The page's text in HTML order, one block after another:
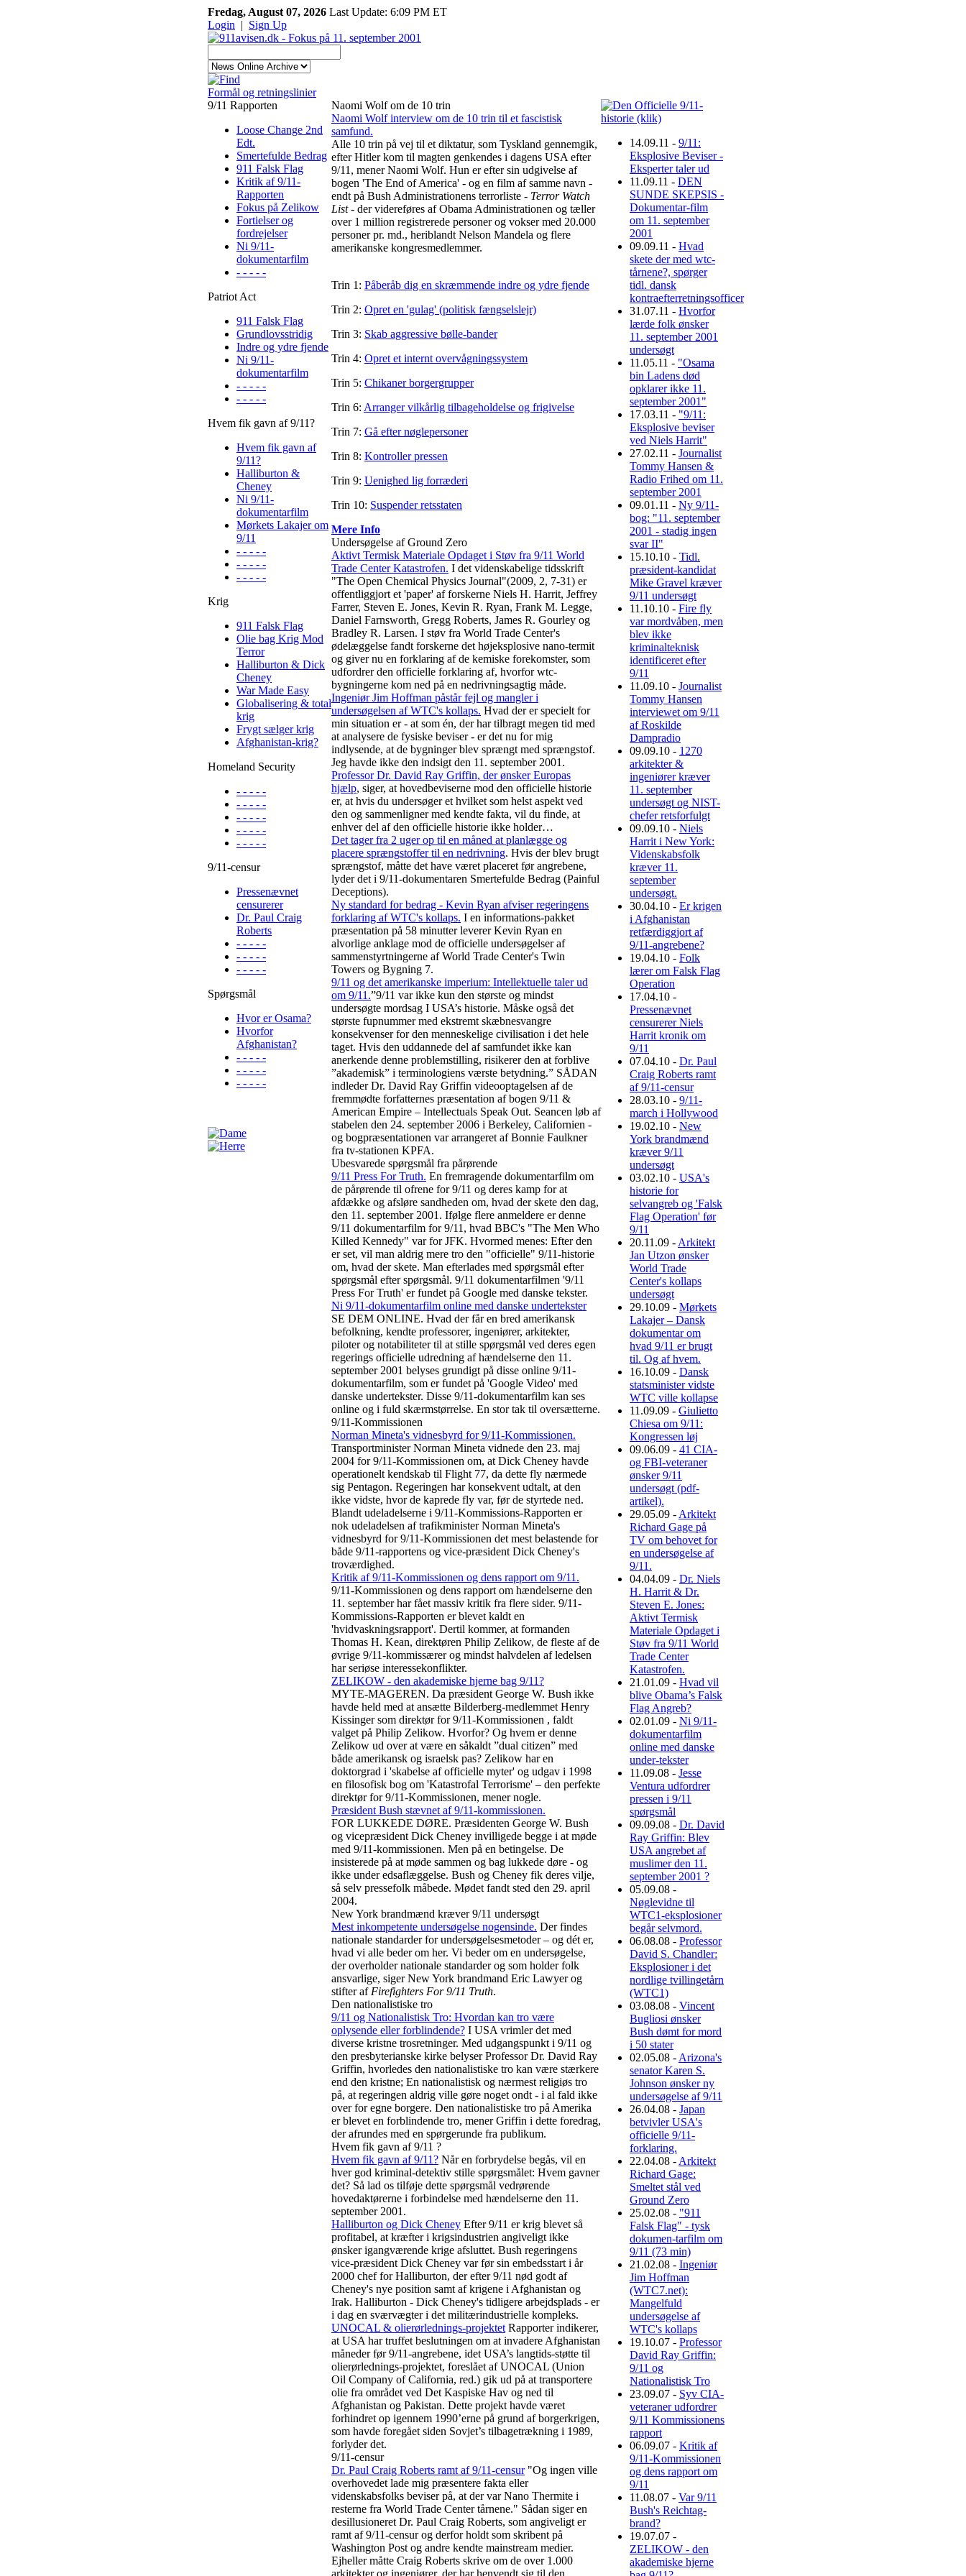
Fredag, August 07, 2026 Last Update: 6:09 PM ET
Login | Sign Up
Formål og retningslinier
9/11 Rapporten
Loose Change 2nd
Edt.
Smertefulde Bedrag
911 Falsk Flag
Kritik af 9/11-
Rapporten
Fokus på Zelikow
Fortielser og
fordrejelser
Ni 9/11-
dokumentarfilm
- - - - -
Patriot Act
911 Falsk Flag
Grundlovsstridig
Indre og ydre fjende
Ni 9/11-
dokumentarfilm
- - - - -
- - - - -
Hvem fik gavn af 9/11?
Hvem fik gavn af
9/11?
Halliburton &
Cheney
Ni 9/11-
dokumentarfilm
Mørkets Lakajer om
9/11
- - - - -
- - - - -
- - - - -
Krig
911 Falsk Flag
Olie bag Krig Mod
Terror
Halliburton & Dick
Cheney
War Made Easy
Globalisering & total
krig
Frygt sælger krig
Afghanistan-krig?
Homeland Security
- - - - -
- - - - -
- - - - -
- - - - -
- - - - -
9/11-censur
Pressenævnet
censurerer
Dr. Paul Craig
Roberts
- - - - -
- - - - -
- - - - -
Spørgsmål
Hvor er Osama?
Hvorfor
Afghanistan?
- - - - -
- - - - -
- - - - -
Naomi Wolf om de 10 trin
Naomi Wolf interview om de 10 trin til et fascistisk
samfund.
Alle 10 trin på vej til et diktatur, som Tyskland gennemgik,
efter Hitler kom til magten genkendes i dagens USA efter
9/11, mener Naomi Wolf. Hun er efter sin udgivelse af
bogen 'The End of America' - og en film af samme navn -
endt på Bush Administrationens terrorliste - Terror Watch
List- der videreføres af Obama Administrationen og tæller
over 1 million registrerede personer og vokser med 20.000
personer pr. md., heriblandt Nelson Mandela og flere
amerikanske kongresmedlemmer.
Trin 1: Påberåb dig en skræmmende indre og ydre fjende
Trin 2: Opret en 'gulag' (politisk fængselslejr)
Trin 3: Skab aggressive bølle-bander
Trin 4: Opret et internt overvågningssystem
Trin 5: Chikaner borgergrupper
Trin 6: Arranger vilkårlig tilbageholdelse og frigivelse
Trin 7: Gå efter nøglepersoner
Trin 8: Kontroller pressen
Trin 9: Uenighed lig forræderi
Trin 10: Suspender retsstaten
Mere Info
Undersøgelse af Ground Zero
Aktivt Termisk Materiale Opdaget i Støv fra 9/11 World
Trade Center Katastrofen. I det videnskabelige tidsskrift
"The Open Chemical Physics Journal"(2009, 2, 7-31) er
offentliggjort et 'paper' af forskerne Niels H. Harrit, Jeffrey
Farrer, Steven E. Jones, Kevin R. Ryan, Frank M. Legge,
Daniel Farnsworth, Gregg Roberts, James R. Gourley og
Bradley R. Larsen. I støv fra World Trade Center's
ødelæggelse fandt forskerne det højeksplosive nano-termit
og giver nu en forklaring af de kemiske forekomster, som
udfordrer den officielle forklaring af, hvorfor wtc-
bygningerne kom ned på en nedrivningsagtig måde.
Ingeniør Jim Hoffman påstår fejl og mangler i
undersøgelsen af WTC's kollaps. Hvad der er specielt for
min situation er - at som én, der har tilbragt megen tid med
at analysere de fysiske beviser - er det nu for mig
indlysende, at de bygninger blev sprængt med sprængstof.
Jeg havde ikke den indsigt den 11. september 2001.
Professor Dr. David Ray Griffin, der ønsker Europas
hjælp, siger, at hovedbeviserne mod den officielle historie
er, at hvis du undersøger et hvilket som helst aspekt ved
den og sammenligner med kendte fakta, vil du finde, at
enhver del af den officielle historie ikke holder…
Det tager fra 2 uger op til en måned at planlægge og
placere sprængstoffer til en nedrivning. Hvis der blev brugt
sprængstof, måtte det have været placeret før angrebene,
lyder det i 9/11-dokumentaren Smertefulde Bedrag (Painful
Deceptions).
Ny standard for bedrag - Kevin Ryan afviser regeringens
forklaring af WTC's kollaps. I en informations-pakket
præsentation på 58 minutter leverer Kevin Ryan en
alvorlige anklage mod de officielle undersøgelser af
sammenstyrtningerne af World Trade Center's Twin
Towers og Bygning 7.
9/11 og det amerikanske imperium: Intellektuelle taler ud
om 9/11.”9/11 var ikke kun den største og mindst
undersøgte mordsag I USA’s historie. Måske også det
største fupnummer med ekstremt skæbnesvangre
konsekvenser for den menneskelige civilisation i det hele
taget. Hvis den uddannede del af samfundet ikke kan
anerkende denne problemstilling, risikerer den at forblive
”akademisk” i terminologiens værste betydning.” SÅDAN
indleder Dr. David Ray Griffin videooptagelsen af de
fremmødte forfatternes præsentation af bogen 9/11 &
American Empire – Intellectuals Speak Out. Seancen løb af
stabelen den 24. september 2006 i Berkeley, Californien -
og bogpræsentationen var arrangeret af Bonnie Faulkner
fra tv-stationen KPFA.
Ubesvarede spørgsmål fra pårørende
9/11 Press For Truth. En fremragende dokumentarfilm om
de pårørende til ofrene for 9/11 og deres kamp for at
afdække og afsløre sandheden om, hvad der skete den dag,
den 11. september 2001. Ifølge flere anmeldere er denne
9/11 dokumentarfilm for 9/11, hvad BBC's "The Men Who
Killed Kennedy" var for JFK. Hvormed menes: Efter den
er set, vil man aldrig mere tro den "officielle" 9/11-historie
om, hvad der skete. Man efterlades med spørgsmål efter
spørgsmål efter spørgsmål. 9/11 dokumentarfilmen '9/11
Press For Truth' er fundet på Google med danske tekster.
Ni 9/11-dokumentarfilm online med danske undertekster
SE DEM ONLINE. Hvad der får en bred amerikansk
befolkning, kendte professorer, ingeniører, arkitekter,
piloter og notabiliteter til at stille spørgsmål ved deres egen
regerings officielle udredning af hændelserne den 11.
september 2001 belyses grundigt på disse online 9/11-
dokumentarfilm, som er fundet på 'Google Video' med
danske undertekster. Disse 9/11-dokumentarfilm kan ses
online og i fuld skærmstørrelse. En stor tak til oversætterne.
9/11-Kommissionen
Norman Mineta's vidnesbyrd for 9/11-Kommissionen.
Transportminister Norman Mineta vidnede den 23. maj
2004 for 9/11-Kommissionen om, at Dick Cheney havde
operationelt kendskab til Flight 77, da dette fly nærmede
sig Pentagon. Regeringen har konsekvent udtalt, at den
ikke vidste, hvor de kaprede fly var, før de styrtede ned.
Blandt udeladelserne i 9/11-Kommissions-Rapporten er
nok udeladelsen af trafikminister Norman Mineta's
vidnesbyrd for 9/11-Kommissionen det mest belastende for
både 9/11-rapportens og vice-præsident Dick Cheney's
troværdighed.
Kritik af 9/11-Kommissionen og dens rapport om 9/11.
9/11-Kommissionen og dens rapport om hændelserne den
11. september har fået massiv kritik fra flere sider. 9/11-
Kommissions-Rapporten er blevet kaldt en
'hvidvaskningsrapport'. Dertil kommer, at formanden
Thomas H. Kean, direktøren Philip Zelikow, de fleste af de
øvrige 9/11-kommissærer og mindst halvdelen af ledelsen
har seriøse interessekonflikter.
ZELIKOW - den akademiske hjerne bag 9/11?
MYTE-MAGEREN. Da præsident George W. Bush ikke
havde held med at ansætte Bilderberg-medlemmet Henry
Kissinger som direktør for 9/11-Kommissionen , faldt
valget på Philip Zelikow. Hvorfor? Og hvem er denne
Zelikow ud over at være en såkaldt ”dual citizen” med
både amerikansk og israelsk pas? Zelikow har en
doktorgrad i 'skabelse af officielle myter' og udgav i 1998
en filosofisk bog om 'Katastrofal Terrorisme' – den perfekte
direktør for 9/11-Kommissionen, mener nogle.
Præsident Bush stævnet af 9/11-kommissionen.
FOR LUKKEDE DØRE. Præsidenten George W. Bush
og vicepræsident Dick Cheney invilligede begge i at møde
med 9/11-kommissionen. Men på en betingelse. De
insisterede på at møde sammen og bag lukkede døre - og
ikke under edsaflæggelse. Bush og Cheney fik deres vilje,
så selv pressefolk måbede. Mødet fandt sted den 29. april
2004.
New York brandmænd kræver 9/11 undersøgt
Mest inkompetente undersøgelse nogensinde. Der findes
nationale standarder for undersøgelsesmetoder – og dét er,
hvad vi alle beder om her. Vi beder om en undersøgelse,
der overholder nationale standarder og som holder folk
ansvarlige, siger New York brandmand Eric Lawyer og
stifter af Firefighters For 9/11 Truth.
Den nationalistiske tro
9/11 og Nationalistisk Tro: Hvordan kan tro være
oplysende eller forblindende? I USA vrimler det med
diverse kristne trosretninger. Med udgangspunkt i 9/11 og
den presbyterianske kirke belyser Professor Dr. David Ray
Griffin, hvorledes den nationalistiske tro kan være stærkere
end den kristne; En nationalistisk og nærmest religiøs tro
på, at regeringen aldrig ville gøre noget ondt - i al fald ikke
over for egne borgere. Den nationalistiske tro på Amerika
er blevet en forblindende tro, mener Griffin i dette foredrag,
der afrundes med en spørgerunde fra publikum.
Hvem fik gavn af 9/11 ?
Hvem fik gavn af 9/11? Når en forbrydelse begås, vil en
hver god kriminal-detektiv stille spørgsmålet: Hvem gavner
det? Så lad os tilføje dette spørgsmål vedrørende
hovedaktørerne i forbindelse med hændelserne den 11.
september 2001.
Halliburton og Dick Cheney Efter 9/11 er krig blevet så
profitabel, at kræfter i krigsindustrien angiveligt ikke
ønsker igangværende krige afsluttet. Bush regeringens
vice-præsident Dick Cheney var før sin embedsstart i år
2000 chef for Halliburton, der efter 9/11 nød godt af
Cheney's nye position samt af krigene i Afghanistan og
Irak. Halliburton - Dick Cheney's tidligere arbejdsplads - er
i dag en sværvægter i det militærindustrielle kompleks.
UNOCAL & olierørlednings-projektet Rapporter indikerer,
at USA har truffet beslutningen om at invadere Afghanistan
måneder før 9/11-angrebene, idet USA’s langtids-støtte til
olierørlednings-projektet, foreslået af UNOCAL (Union
Oil Company of California, red.) gik ud på at transportere
olie fra området ved Det Kaspiske Hav og ned til
Afghanistan og Pakistan. Dette projekt havde været
forhindret op igennem 1990’erne på grund af borgerkrigen,
som havde foregået siden Sovjet’s tilbagetrækning i 1989,
forlyder det.
9/11-censur
Dr. Paul Craig Roberts ramt af 9/11-censur"Og ingen ville
overhovedet lade mig præsentere fakta eller
videnskabsfolks beviser på, at der var Nano Thermite i
resterne fra World Trade Center tårnene." Sådan siger en
desillusioneret Dr. Paul Craig Roberts, som angiveligt er
ramt af 9/11-censur og derfor holdt som skribent på
Washington Post og andre kendte mainstream medier.
Ejheller måtte Craig Roberts skrive om de over 1.000
arkitekter og ingeniører, der har henvendt sig til den
14.09.11 - 9/11:
Eksplosive Beviser -
Eksperter taler ud
11.09.11 - DEN
SUNDE SKEPSIS -
Dokumentar-film
om 11. september
2001
09.09.11 - Hvad
skete der med wtc-
tårnene?, spørger
tidl. dansk
kontraefterretningsofficer
31.07.11 - Hvorfor
lærde folk ønsker
11. september 2001
undersøgt
11.05.11 - "Osama
bin Ladens død
opklarer ikke 11.
september 2001"
17.03.11 - "9/11:
Eksplosive beviser
ved Niels Harrit"
27.02.11 - Journalist
Tommy Hansen &
Radio Frihed om 11.
september 2001
09.01.11 - Ny 9/11-
bog: "11. september
2001 - stadig ingen
svar II"
15.10.10 - Tidl.
præsident-kandidat
Mike Gravel kræver
9/11 undersøgt
11.10.10 - Fire fly
var mordvåben, men
blev ikke
kriminalteknisk
identificeret efter
9/11
11.09.10 - Journalist
Tommy Hansen
interviewet om 9/11
af Roskilde
Dampradio
09.09.10 - 1270
arkitekter &
ingeniører kræver
11. september
undersøgt og NIST-
chefer retsforfulgt
09.09.10 - Niels
Harrit i New York:
Videnskabsfolk
kræver 11.
september
undersøgt.
30.04.10 - Er krigen
i Afghanistan
retfærdiggjort af
9/11-angrebene?
19.04.10 - Folk
lærer om Falsk Flag
Operation
17.04.10 -
Pressenævnet
censurerer Niels
Harrit kronik om
9/11
07.04.10 - Dr. Paul
Craig Roberts ramt
af 9/11-censur
28.03.10 - 9/11-
march i Hollywood
19.02.10 - New
York brandmænd
kræver 9/11
undersøgt
03.02.10 - USA's
historie for
selvangreb og 'Falsk
Flag Operation' før
9/11
20.11.09 - Arkitekt
Jan Utzon ønsker
World Trade
Center's kollaps
undersøgt
29.10.09 - Mørkets
Lakajer – Dansk
dokumentar om
hvad 9/11 er brugt
til. Og af hvem.
16.10.09 - Dansk
statsminister vidste
WTC ville kollapse
11.09.09 - Giulietto
Chiesa om 9/11:
Kongressen løj
09.06.09 - 41 CIA-
og FBI-veteraner
ønsker 9/11
undersøgt (pdf-
artikel).
29.05.09 - Arkitekt
Richard Gage på
TV om behovet for
en undersøgelse af
9/11.
04.04.09 - Dr. Niels
H. Harrit & Dr.
Steven E. Jones:
Aktivt Termisk
Materiale Opdaget i
Støv fra 9/11 World
Trade Center
Katastrofen.
21.01.09 - Hvad vil
blive Obama’s Falsk
Flag Angreb?
02.01.09 - Ni 9/11-
dokumentarfilm
online med danske
under-tekster
11.09.08 - Jesse
Ventura udfordrer
pressen i 9/11
spørgsmål
09.09.08 - Dr. David
Ray Griffin: Blev
USA angrebet af
muslimer den 11.
september 2001 ?
05.09.08 -
Nøglevidne til
WTC1-eksplosioner
begår selvmord.
06.08.08 - Professor
David S. Chandler:
Eksplosioner i det
nordlige tvillingetårn
(WTC1)
03.08.08 - Vincent
Bugliosi ønsker
Bush dømt for mord
i 50 stater
02.05.08 - Arizona's
senator Karen S.
Johnson ønsker ny
undersøgelse af 9/11
26.04.08 - Japan
betvivler USA's
officielle 9/11-
forklaring.
22.04.08 - Arkitekt
Richard Gage:
Smeltet stål ved
Ground Zero
25.02.08 - "911
Falsk Flag" - tysk
dokumen-tarfilm om
9/11 (73 min)
21.02.08 - Ingeniør
Jim Hoffman
(WTC7.net):
Mangelfuld
undersøgelse af
WTC's kollaps
19.10.07 - Professor
David Ray Griffin:
9/11 og
Nationalistisk Tro
23.09.07 - Syv CIA-
veteraner udfordrer
9/11 Kommissionens
rapport
06.09.07 - Kritik af
9/11-Kommissionen
og dens rapport om
9/11
11.08.07 - Var 9/11
Bush's Reichtag-
brand?
19.07.07 -
ZELIKOW - den
akademiske hjerne